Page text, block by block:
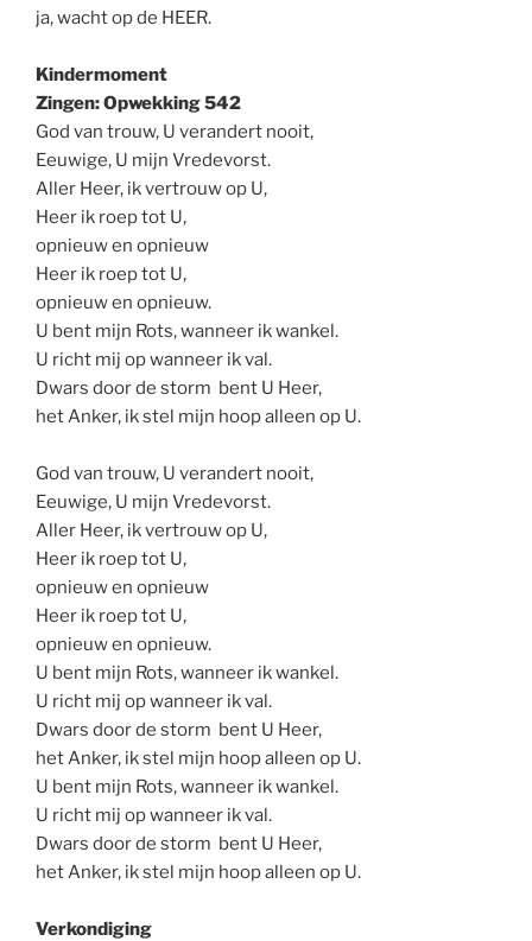
ja, wacht op de HEER.
Kindermoment
Zingen: Opwekking 542
God van trouw, U verandert nooit,
Eeuwige, U mijn Vredevorst.
Aller Heer, ik vertrouw op U,
Heer ik roep tot U,
opnieuw en opnieuw
Heer ik roep tot U,
opnieuw en opnieuw.
U bent mijn Rots, wanneer ik wankel.
U richt mij op wanneer ik val.
Dwars door de storm bent U Heer,
het Anker, ik stel mijn hoop alleen op U.
God van trouw, U verandert nooit,
Eeuwige, U mijn Vredevorst.
Aller Heer, ik vertrouw op U,
Heer ik roep tot U,
opnieuw en opnieuw
Heer ik roep tot U,
opnieuw en opnieuw.
U bent mijn Rots, wanneer ik wankel.
U richt mij op wanneer ik val.
Dwars door de storm bent U Heer,
het Anker, ik stel mijn hoop alleen op U.
U bent mijn Rots, wanneer ik wankel.
U richt mij op wanneer ik val.
Dwars door de storm bent U Heer,
het Anker, ik stel mijn hoop alleen op U.
Verkondiging